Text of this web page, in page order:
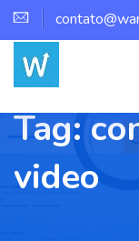
Tag:
video